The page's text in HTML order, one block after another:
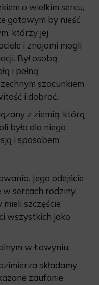
o wielkim sercu,
gotowym by nieść
którzy jej
i znajomi mogli
Był osobą
i pełną
szacunkiem
i dobroć.
z ziemią, którą
była dla niego
i sposobem
Jego odejście
sercach rodziny,
szczęście
wszystkich jako
w Łowyniu.
składamy
zaufanie